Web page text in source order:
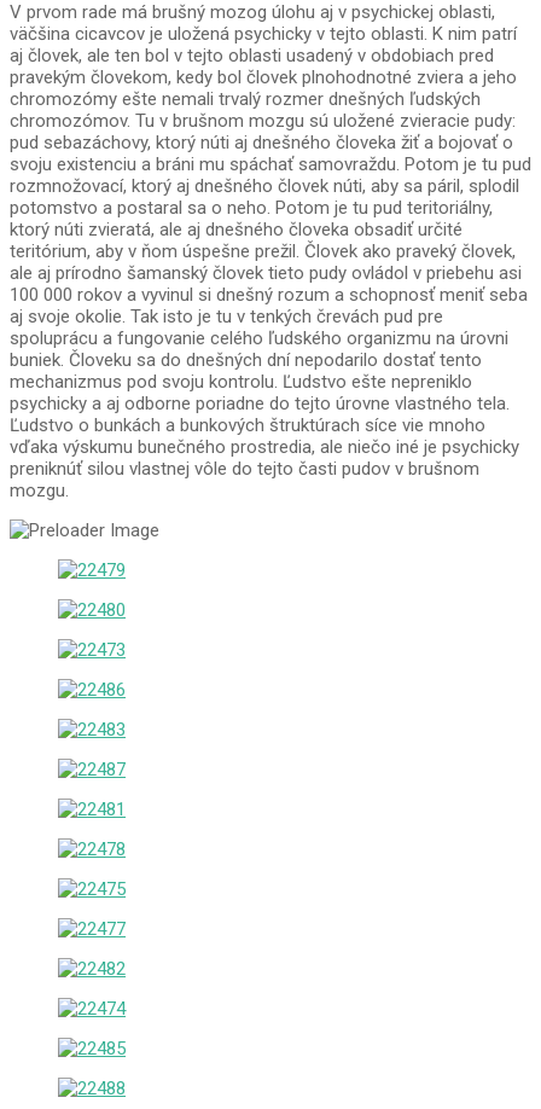
V prvom rade má brušný mozog úlohu aj v psychickej oblasti,
väčšina cicavcov je uložená psychicky v tejto oblasti. K nim patrí
aj človek, ale ten bol v tejto oblasti usadený v obdobiach pred
pravekým človekom, kedy bol človek plnohodnotné zviera a jeho
chromozómy ešte nemali trvalý rozmer dnešných ľudských
chromozómov. Tu v brušnom mozgu sú uložené zvieracie pudy:
pud sebazáchovy, ktorý núti aj dnešného človeka žiť a bojovať o
svoju existenciu a bráni mu spáchať samovraždu. Potom je tu pud
rozmnožovací, ktorý aj dnešného človek núti, aby sa páril, splodil
potomstvo a postaral sa o neho. Potom je tu pud teritoriálny,
ktorý núti zvieratá, ale aj dnešného človeka obsadiť určité
teritórium, aby v ňom úspešne prežil. Človek ako praveký človek,
ale aj prírodno šamanský človek tieto pudy ovládol v priebehu asi
100 000 rokov a vyvinul si dnešný rozum a schopnosť meniť seba
aj svoje okolie. Tak isto je tu v tenkých črevách pud pre
spoluprácu a fungovanie celého ľudského organizmu na úrovni
buniek. Človeku sa do dnešných dní nepodarilo dostať tento
mechanizmus pod svoju kontrolu. Ľudstvo ešte nepreniklo
psychicky a aj odborne poriadne do tejto úrovne vlastného tela.
Ľudstvo o bunkách a bunkových štruktúrach síce vie mnoho
vďaka výskumu bunečného prostredia, ale niečo iné je psychicky
preniknúť silou vlastnej vôle do tejto časti pudov v brušnom
mozgu.